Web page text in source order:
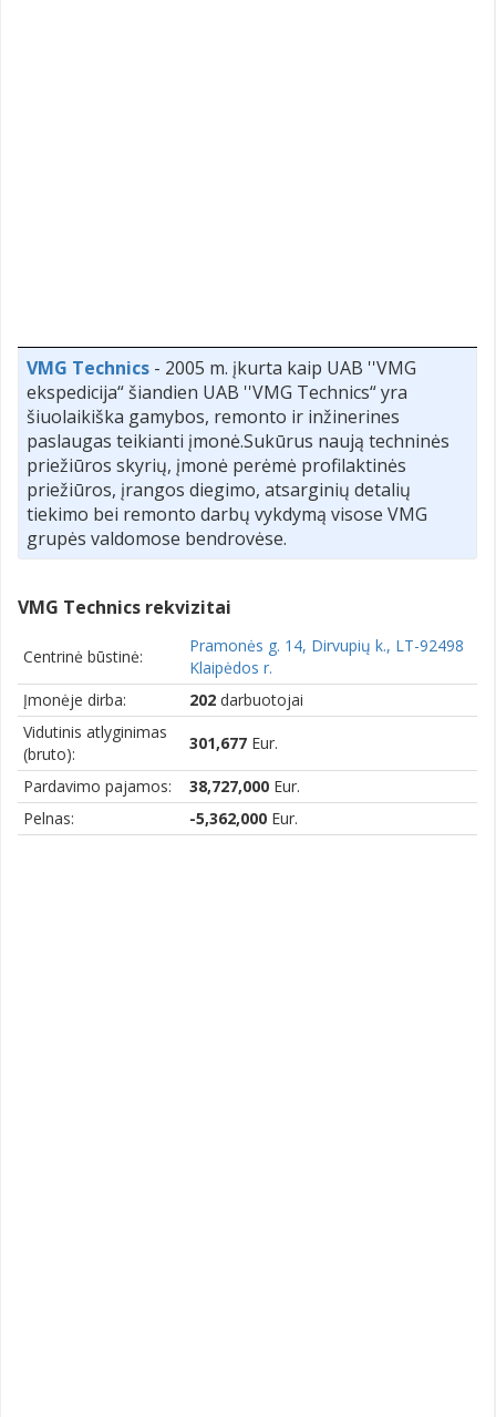
VMG Technics - 2005 m. įkurta kaip UAB ''VMG
ekspedicija“ šiandien UAB ''VMG Technics“ yra
šiuolaikiška gamybos, remonto ir inžinerines
paslaugas teikianti įmonė.Sukūrus naują techninės
priežiūros skyrių, įmonė perėmė profilaktinės
priežiūros, įrangos diegimo, atsarginių detalių
tiekimo bei remonto darbų vykdymą visose VMG
grupės valdomose bendrovėse.
VMG Technics rekvizitai
Centrinė būstinė:
Pramonės g. 14, Dirvupių k., LT-92498
Klaipėdos r.
Įmonėje dirba:
202 darbuotojai
Vidutinis atlyginimas
(bruto):
301,677 Eur.
Pardavimo pajamos: 38,727,000 Eur.
Pelnas:
-5,362,000 Eur.